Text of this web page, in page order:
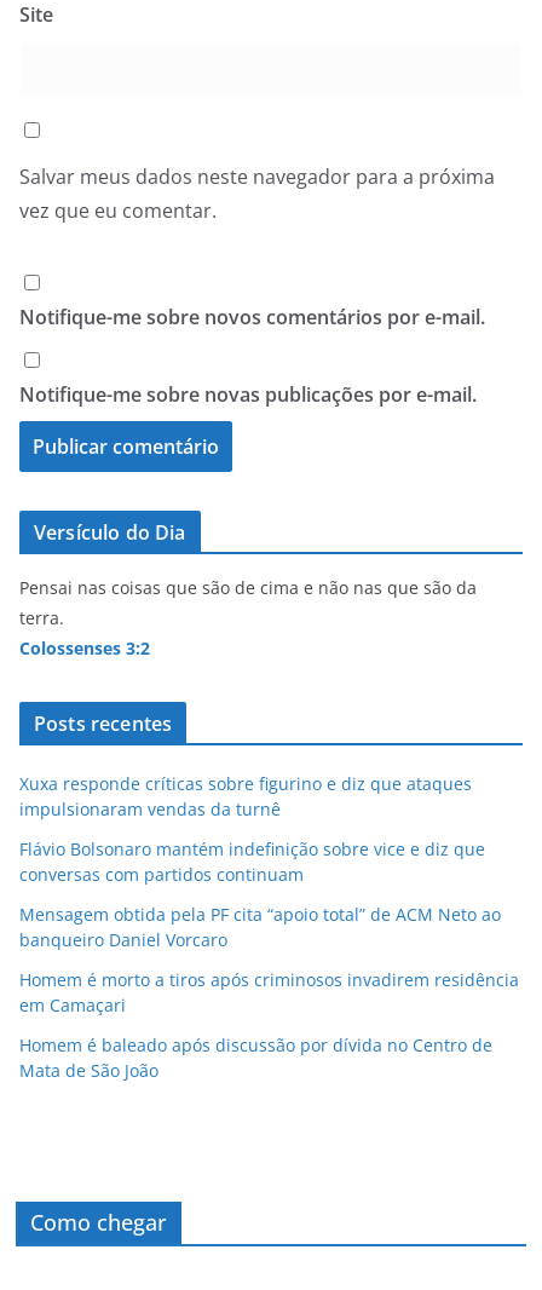
Site
Salvar meus dados neste navegador para a próxima
vez que eu comentar.
Notifique-me sobre novos comentários por e-mail.
Notifique-me sobre novas publicações por e-mail.
Versículo do Dia
Pensai nas coisas que são de cima e não nas que são da
terra.
Colossenses 3:2
Posts recentes
Xuxa responde críticas sobre figurino e diz que ataques
impulsionaram vendas da turnê
Flávio Bolsonaro mantém indefinição sobre vice e diz que
conversas com partidos continuam
Mensagem obtida pela PF cita “apoio total” de ACM Neto ao
banqueiro Daniel Vorcaro
Homem é morto a tiros após criminosos invadirem residência
em Camaçari
Homem é baleado após discussão por dívida no Centro de
Mata de São João
Como chegar